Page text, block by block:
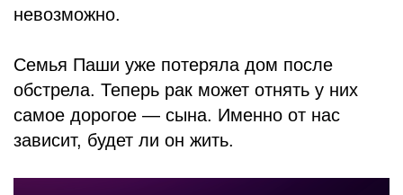
невозможно.
Семья Паши уже потеряла дом после
обстрела. Теперь рак может отнять у них
самое дорогое — сына. Именно от нас
зависит, будет ли он жить.